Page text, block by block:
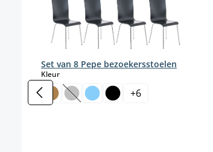
Set van 8 Pepe bezoekersstoelen
Kleurselect
(Deze optie is momenteel niet
+6